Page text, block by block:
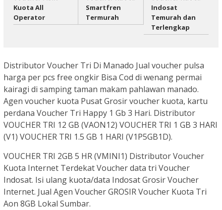
Kuota All
Operator
Smartfren
Termurah
Indosat
Temurah dan
Terlengkap
Distributor Voucher Tri Di Manado Jual voucher pulsa
harga per pcs free ongkir Bisa Cod di wenang permai
kairagi di samping taman makam pahlawan manado.
Agen voucher kuota Pusat Grosir voucher kuota, kartu
perdana Voucher Tri Happy 1 Gb 3 Hari. Distributor
VOUCHER TRI 12 GB (VAON12) VOUCHER TRI 1 GB 3 HARI
(V1) VOUCHER TRI 1.5 GB 1 HARI (V1P5GB1D).
VOUCHER TRI 2GB 5 HR (VMINI1) Distributor Voucher
Kuota Internet Terdekat Voucher data tri Voucher
Indosat. Isi ulang kuota/data Indosat Grosir Voucher
Internet. Jual Agen Voucher GROSIR Voucher Kuota Tri
Aon 8GB Lokal Sumbar.